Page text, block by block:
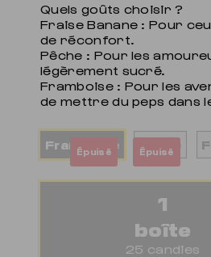
Quels goûts choisir ?
Fraise Banane : Pour
de réconfort.
Pêche : Pour les
légèrement sucré.
Framboise : Pour les
de mettre du peps dans
Framboise
Épuisé Pêche
Épuisé
1
boîte
25 candies